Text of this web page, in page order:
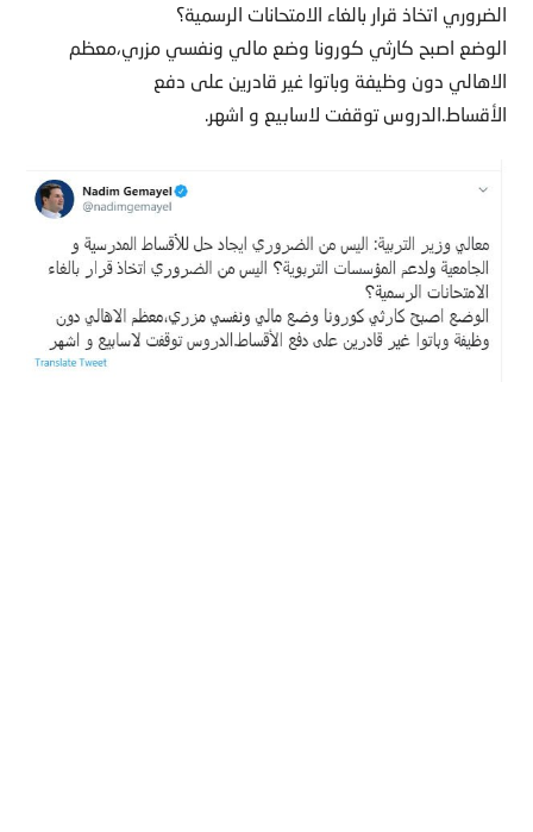
الضروري اتخاذ قرار بالغاء الامتحانات الرسمية؟
الوضع اصبح كارثي كورونا وضع مالي ونفسي مزري،معظم
الاهالي دون وظيفة وباتوا غير قادرين على دفع
الأقساط.الدروس توقفت لاسابيع و اشهر.